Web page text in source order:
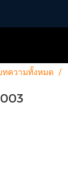
ทความทั้งหมด